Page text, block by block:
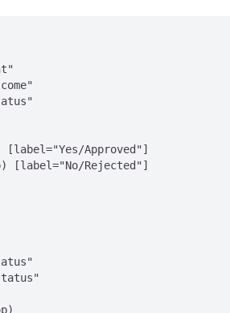
Approved"]
[label="No/Rejected"]